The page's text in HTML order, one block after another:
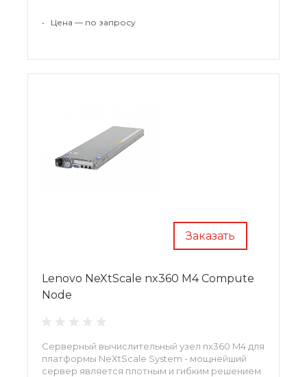
• Цена — по запросу
Заказать
Lenovo NeXtScale nx360 M4 Compute
Node
Серверный вычислительный узел nx360 M4 для
платформы NeXtScale System - мощнейший
сервер является плотным и гибким решением